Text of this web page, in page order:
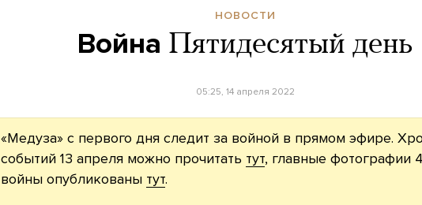
НОВОСТИ
Война Пятидесятый день
05:25, 14 апреля 2022
«Медуза» с первого дня следит за войной в прямом эфире.
событий 13 апреля можно прочитать тут, главные фотографии
войны опубликованы тут.